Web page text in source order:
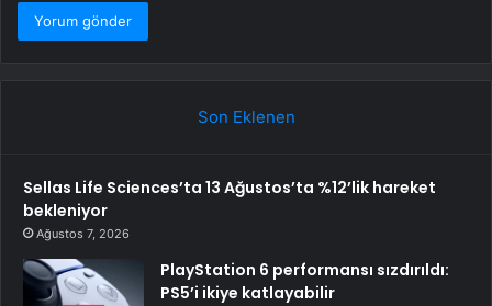
Son Eklenen
Sellas Life Sciences’ta 13 Ağustos’ta %12’lik hareket
bekleniyor
Ağustos 7, 2026
PlayStation 6 performansı sızdırıldı:
PS5’i ikiye katlayabilir